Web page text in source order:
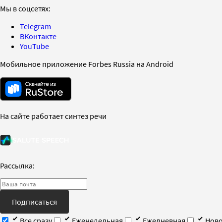
Мы в соцсетях:
Telegram
ВКонтакте
YouTube
Мобильное приложение Forbes Russia на Android
На сайте работает синтез речи
Рассылка:
Подписаться